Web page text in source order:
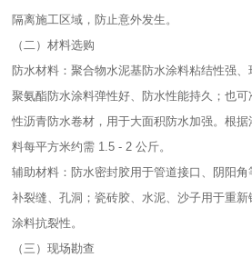
隔离施工区域，防止意外发生。​
（二）材料选购​
防水材料：聚合物水泥基防水涂料粘结性强、
聚氨酯防水涂料弹性好、防水性能持久；也
性沥青防水卷材，用于大面积防水加强。根
料每平方米约需 1.5 - 2 公斤。​
辅助材料：防水密封胶用于管道接口、阴阳
补裂缝、孔洞；瓷砖胶、水泥、沙子用于重
涂料抗裂性。​
（三）现场勘查​